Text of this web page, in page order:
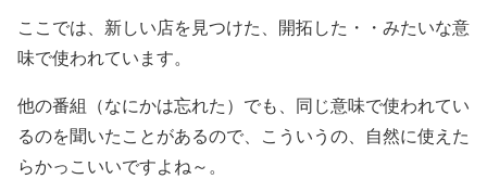
ここでは、新しい店を見つけた、開拓した・・みたいな意
味で使われています。
他の番組（なにかは忘れた）でも、同じ意味で使われてい
るのを聞いたことがあるので、こういうの、自然に使えた
らかっこいいですよね～。